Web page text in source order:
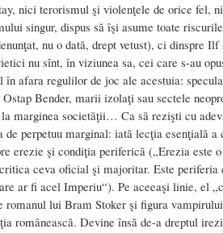
nici terorismul şi violenţele de orice fel,
singur, dispus să îşi asume toate
nu o dată, drept vetust), ci dinspre
nu sînt, în viziunea sa, cei care s-au
în afara regulilor de joc ale acestuia:
Bender, marii izolaţi sau sectele
marginea societăţii… Ca să rezişti cu
de perpetuu marginal: iată lecţia esenţială
erezie şi condiţia periferică („Erezia este
ceva oficial şi majoritar. Este
ar fi acel Imperiu“). Pe aceeaşi linie, el
romanul lui Bram Stoker şi figura
românească. Devine însă de-a dreptul